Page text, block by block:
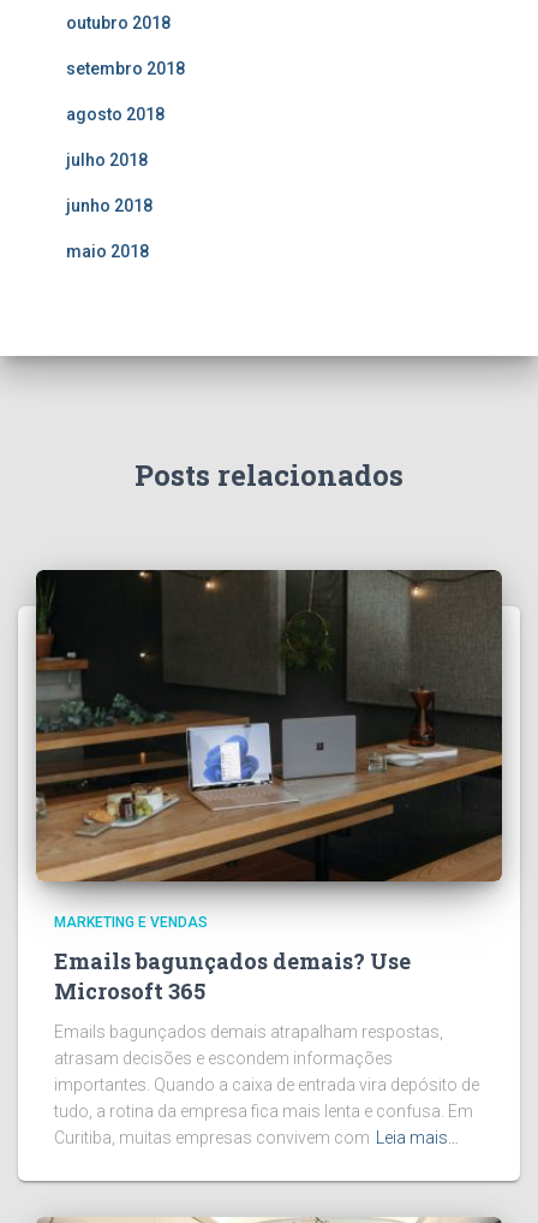
outubro 2018
setembro 2018
agosto 2018
julho 2018
junho 2018
maio 2018
Posts relacionados
MARKETING E VENDAS
Emails bagunçados demais? Use
Microsoft 365
Emails bagunçados demais atrapalham respostas,
atrasam decisões e escondem informações
importantes. Quando a caixa de entrada vira depósito de
tudo, a rotina da empresa fica mais lenta e confusa. Em
Curitiba, muitas empresas convivem com
Leia mais…